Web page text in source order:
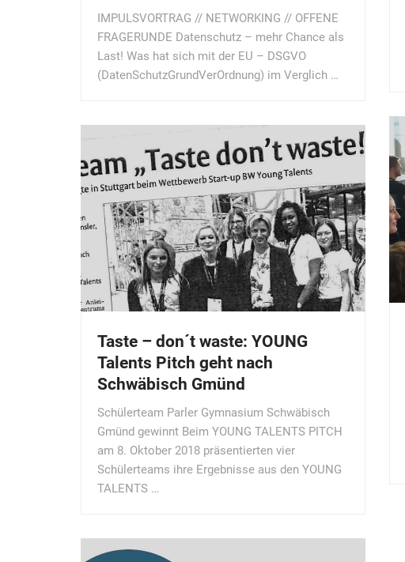
IMPULSVORTRAG // NETWORKING // OFFENE
FRAGERUNDE Datenschutz – mehr Chance als
Last! Was hat sich mit der EU – DSGVO
(DatenSchutzGrundVerOrdnung) im Verglich …
Taste – don´t waste: YOUNG
Talents Pitch geht nach
Schwäbisch Gmünd
Schülerteam Parler Gymnasium Schwäbisch
Gmünd gewinnt Beim YOUNG TALENTS PITCH
am 8. Oktober 2018 präsentierten vier
Schülerteams ihre Ergebnisse aus den YOUNG
TALENTS …